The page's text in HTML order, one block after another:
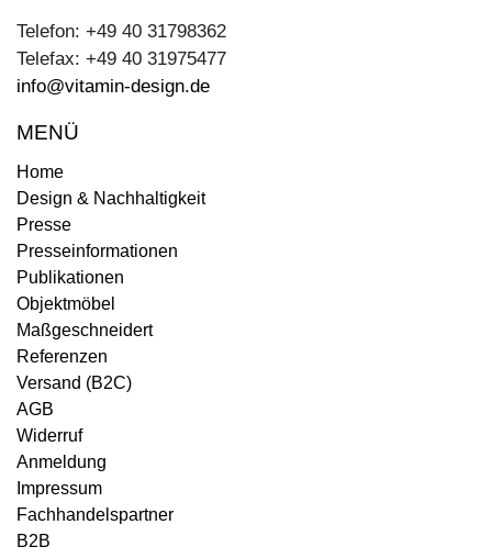
Telefon: +49 40 31798362
Telefax: +49 40 31975477
info@vitamin-design.de
MENÜ
Home
Design & Nachhaltigkeit
Presse
Presseinformationen
Publikationen
Objektmöbel
Maßgeschneidert
Referenzen
Versand (B2C)
AGB
Widerruf
Anmeldung
Impressum
Fachhandelspartner
B2B